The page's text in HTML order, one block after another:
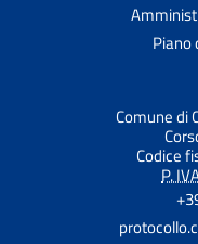
Piano
Comune di
Codice
P.